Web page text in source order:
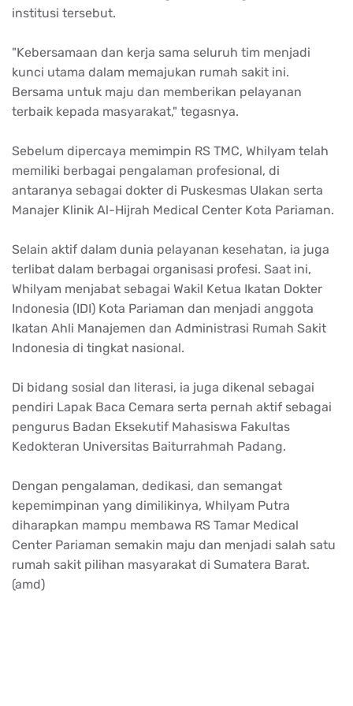
institusi tersebut.
"Kebersamaan dan kerja sama seluruh tim menjadi
kunci utama dalam memajukan rumah sakit ini.
Bersama untuk maju dan memberikan pelayanan
terbaik kepada masyarakat," tegasnya.
Sebelum dipercaya memimpin RS TMC, Whilyam telah
memiliki berbagai pengalaman profesional, di
antaranya sebagai dokter di Puskesmas Ulakan serta
Manajer Klinik Al-Hijrah Medical Center Kota Pariaman.
Selain aktif dalam dunia pelayanan kesehatan, ia juga
terlibat dalam berbagai organisasi profesi. Saat ini,
Whilyam menjabat sebagai Wakil Ketua Ikatan Dokter
Indonesia (IDI) Kota Pariaman dan menjadi anggota
Ikatan Ahli Manajemen dan Administrasi Rumah Sakit
Indonesia di tingkat nasional.
Di bidang sosial dan literasi, ia juga dikenal sebagai
pendiri Lapak Baca Cemara serta pernah aktif sebagai
pengurus Badan Eksekutif Mahasiswa Fakultas
Kedokteran Universitas Baiturrahmah Padang.
Dengan pengalaman, dedikasi, dan semangat
kepemimpinan yang dimilikinya, Whilyam Putra
diharapkan mampu membawa RS Tamar Medical
Center Pariaman semakin maju dan menjadi salah satu
rumah sakit pilihan masyarakat di Sumatera Barat.
(amd)